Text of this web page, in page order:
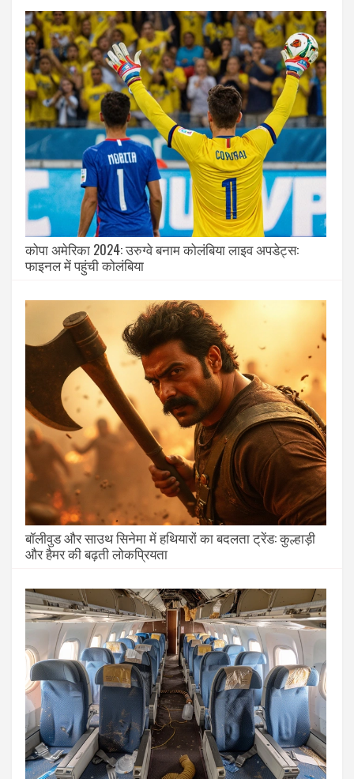
कोपा अमेरिका 2024: उरुग्वे बनाम कोलंबिया लाइव अपडेट्स:
फाइनल में पहुंची कोलंबिया
बॉलीवुड और साउथ सिनेमा में हथियारों का बदलता ट्रेंड: कुल्हाड़ी
और हैमर की बढ़ती लोकप्रियता